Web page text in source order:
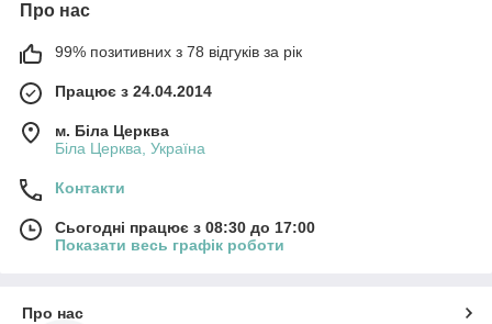
Про нас
99% позитивних з 78 відгуків за рік
Працює з 24.04.2014
м. Біла Церква
Біла Церква, Україна
Контакти
Сьогодні працює з 08:30 до 17:00
Показати весь графік роботи
Про нас